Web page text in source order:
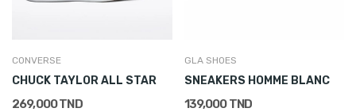
CONVERSE
CHUCK TAYLOR ALL STAR
269,000 TND
GLA SHOES
SNEAKERS HOMME BLANC
139,000 TND